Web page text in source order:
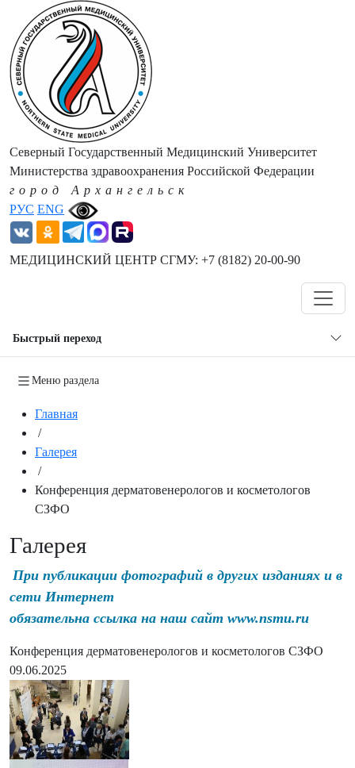
РУС ENG
Северный Государственный Медицинский Университет
Министерства здравоохранения Российской Федерации
город Архангельск
МЕДИЦИНСКИЙ ЦЕНТР СГМУ: +7 (8182) 20-00-90
Быстрый переход
Меню раздела
Главная
/
Галерея
/
Конференция дерматовенерологов и косметологов
СЗФО
Галерея
При публикации фотографий в других изданиях и в
сети Интернет
обязательна ссылка на наш сайт www.nsmu.ru
Конференция дерматовенерологов и косметологов СЗФО
09.06.2025